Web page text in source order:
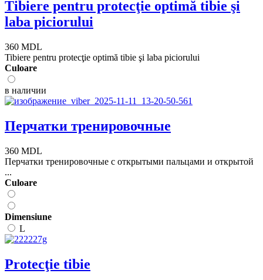
Tibiere pentru protecţie optimă tibie şi
laba piciorului
360 MDL
Tibiere pentru protecţie optimă tibie şi laba piciorului
Сuloare
в наличии
Перчатки тренировочные
360 MDL
Перчатки тренировочные с открытыми пальцами и открытой
...
Сuloare
Dimensiune
L
Protecţie tibie